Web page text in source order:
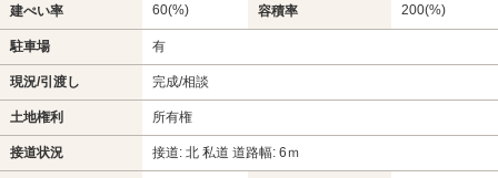
建ぺい率 60(%) 容積率 200(%)
駐車場 有
現況/引渡し 完成/相談
土地権利 所有権
接道状況 接道: 北 私道 道路幅: 6ｍ